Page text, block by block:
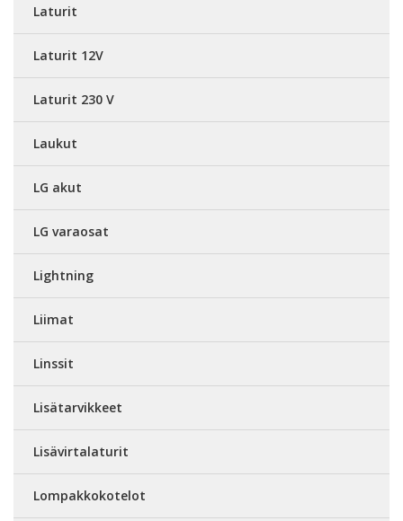
Laturit
Laturit 12V
Laturit 230 V
Laukut
LG akut
LG varaosat
Lightning
Liimat
Linssit
Lisätarvikkeet
Lisävirtalaturit
Lompakkokotelot